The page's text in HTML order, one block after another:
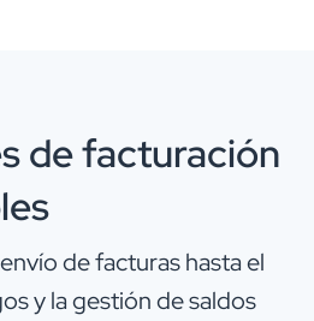
de facturación
de facturas hasta el
y la gestión de saldos